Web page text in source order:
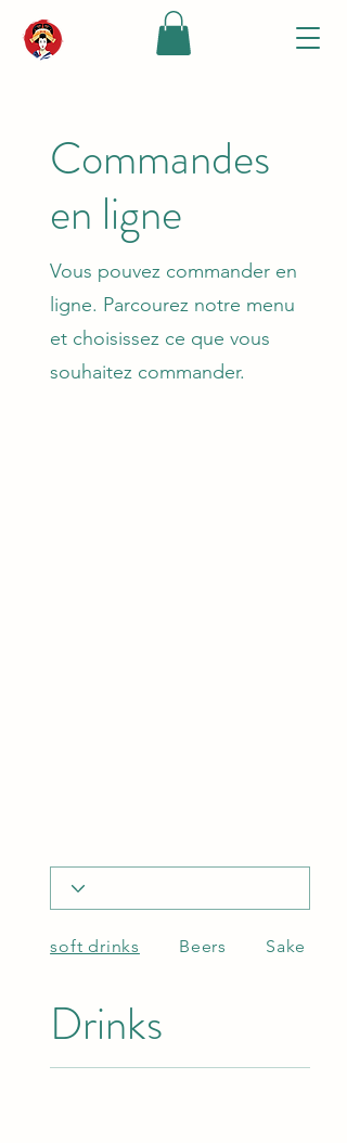
Commandes
en ligne
Vous pouvez commander en
ligne. Parcourez notre menu
et choisissez ce que vous
souhaitez commander.
Drinks
soft drinks Beers Sake